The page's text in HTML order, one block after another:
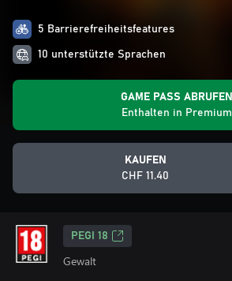
5 Barrierefreiheitsfeatures
10 unterstützte Sprachen
GAME PASS ABRUFEN
Enthalten in Premium
KAUFEN
CHF 11.40
PEGI 18
Gewalt